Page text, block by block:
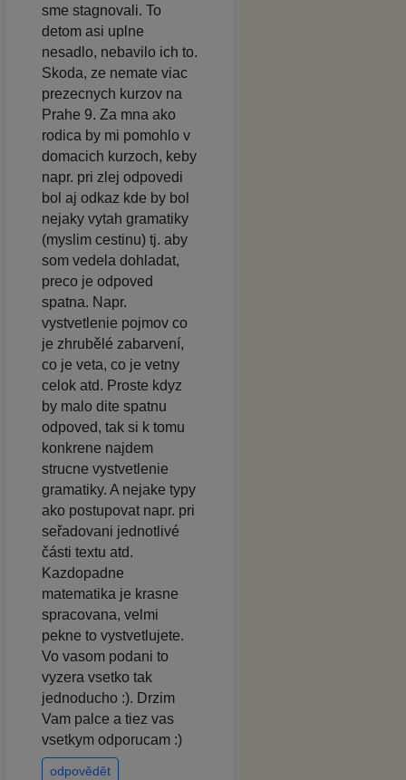
sme stagnovali. To
detom asi uplne
nesadlo, nebavilo ich to.
Skoda, ze nemate viac
prezecnych kurzov na
Prahe 9. Za mna ako
rodica by mi pomohlo v
domacich kurzoch, keby
napr. pri zlej odpovedi
bol aj odkaz kde by bol
nejaky vytah gramatiky
(myslim cestinu) tj. aby
som vedela dohladat,
preco je odpoved
spatna. Napr.
vystvetlenie pojmov co
je zhrubělé zabarvení,
co je veta, co je vetny
celok atd. Proste kdyz
by malo dite spatnu
odpoved, tak si k tomu
konkrene najdem
strucne vystvetlenie
gramatiky. A nejake typy
ako postupovat napr. pri
seřadovani jednotlivé
části textu atd.
Kazdopadne
matematika je krasne
spracovana, velmi
pekne to vystvetlujete.
Vo vasom podani to
vyzera vsetko tak
jednoducho :). Drzim
Vam palce a tiez vas
vsetkym odporucam :)
odpovědět